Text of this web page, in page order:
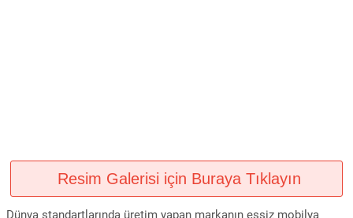
Resim Galerisi için Buraya Tıklayın
Dünya standartlarında üretim yapan markanın eşsiz mobilya